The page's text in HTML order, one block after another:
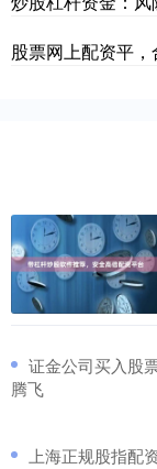
股票网上配资平
证金公司买入股
腾飞
上海正规股指配